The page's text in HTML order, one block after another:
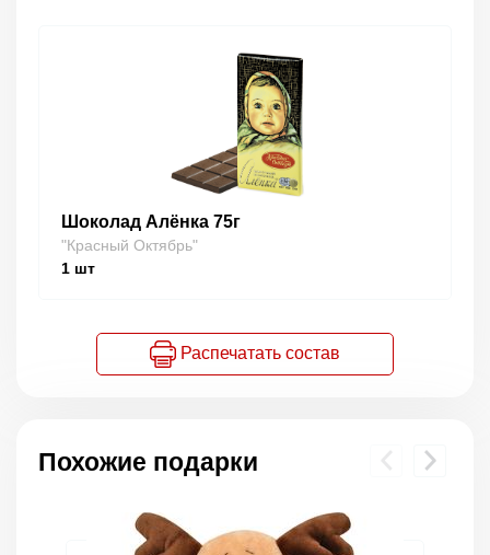
Шоколад Алёнка 75г
"Красный Октябрь"
1 шт
Распечатать состав
Похожие подарки